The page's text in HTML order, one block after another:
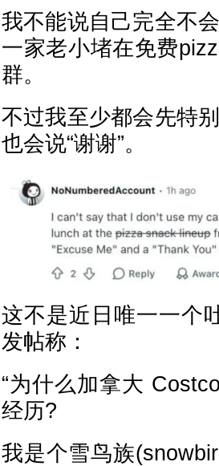
我不能说自己完全不
一家老小堵在免费
群。
不过我至少都会先特
也会说“谢谢”。
这不是近日唯一一个
发帖称：
“为什么加拿大
经历?
我是个雪鸟族